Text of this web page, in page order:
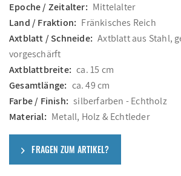
Epoche / Zeitalter: Mittelalter
Land / Fraktion: Fränkisches Reich
Axtblatt / Schneide: Axtblatt aus Stahl,
vorgeschärft
Axtblattbreite: ca. 15 cm
Gesamtlänge: ca. 49 cm
Farbe / Finish: silberfarben - Echtholz
Material: Metall, Holz & Echtleder
FRAGEN ZUM ARTIKEL?